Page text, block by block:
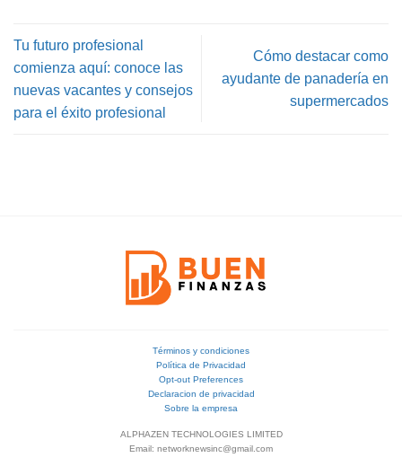
Tu futuro profesional
comienza aquí: conoce las
nuevas vacantes y consejos
para el éxito profesional
Cómo destacar como
ayudante de panadería en
supermercados
Términos y condiciones
Política de Privacidad
Opt-out Preferences
Declaracion de privacidad
Sobre la empresa
ALPHAZEN TECHNOLOGIES LIMITED
Email: networknewsinc@gmail.com